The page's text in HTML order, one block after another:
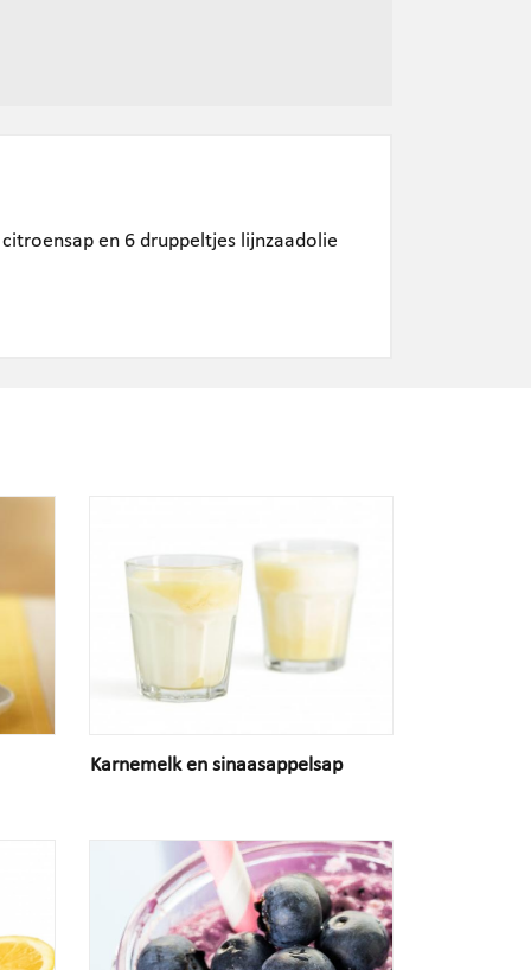
en 6 druppeltjes lijnzaadolie
Karnemelk en sinaasappelsap